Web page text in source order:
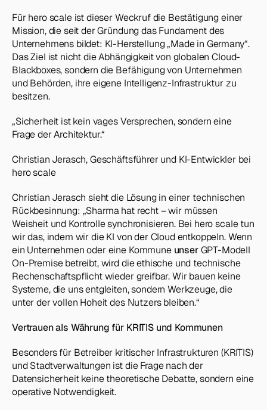
Für hero scale ist dieser Weckruf die Bestätigung einer
Mission, die seit der Gründung das Fundament des
Unternehmens bildet: KI-Herstellung „Made in Germany“.
Das Ziel ist nicht die Abhängigkeit von globalen Cloud-
Blackboxes, sondern die Befähigung von Unternehmen
und Behörden, ihre eigene Intelligenz-Infrastruktur zu
besitzen.
„Sicherheit ist kein vages Versprechen, sondern eine
Frage der Architektur.“
Christian Jerasch, Geschäftsführer und KI-Entwickler bei
hero scale
Christian Jerasch sieht die Lösung in einer technischen
Rückbesinnung: „Sharma hat recht – wir müssen
Weisheit und Kontrolle synchronisieren. Bei hero scale tun
wir das, indem wir die KI von der Cloud entkoppeln. Wenn
ein Unternehmen oder eine Kommune unser GPT-Modell
On-Premise betreibt, wird die ethische und technische
Rechenschaftspflicht wieder greifbar. Wir bauen keine
Systeme, die uns entgleiten, sondern Werkzeuge, die
unter der vollen Hoheit des Nutzers bleiben.“
Vertrauen als Währung für KRITIS und Kommunen
Besonders für Betreiber kritischer Infrastrukturen (KRITIS)
und Stadtverwaltungen ist die Frage nach der
Datensicherheit keine theoretische Debatte, sondern eine
operative Notwendigkeit.